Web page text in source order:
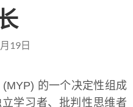
19日
的一个决定性组成
学习者、批判性思维者